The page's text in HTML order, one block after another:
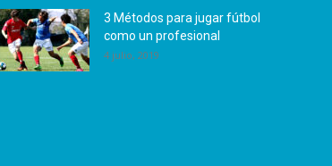
3 Métodos para jugar fútbol
como un profesional
4 julio, 2019